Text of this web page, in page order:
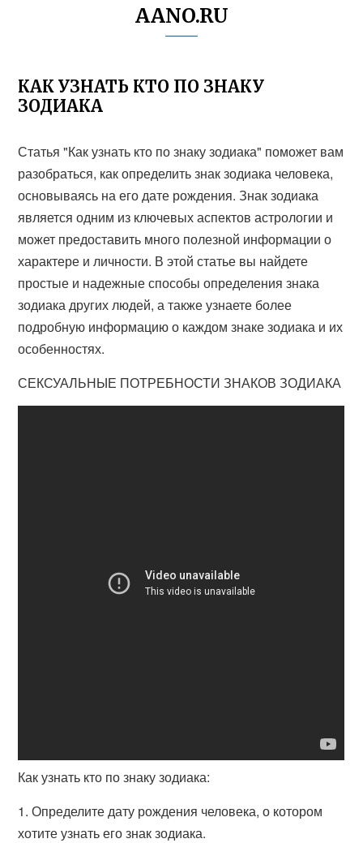
AANO.RU
КАК УЗНАТЬ КТО ПО ЗНАКУ
ЗОДИАКА
Статья "Как узнать кто по знаку зодиака" поможет вам
разобраться, как определить знак зодиака человека,
основываясь на его дате рождения. Знак зодиака
является одним из ключевых аспектов астрологии и
может предоставить много полезной информации о
характере и личности. В этой статье вы найдете
простые и надежные способы определения знака
зодиака других людей, а также узнаете более
подробную информацию о каждом знаке зодиака и их
особенностях.
СЕКСУАЛЬНЫЕ ПОТРЕБНОСТИ ЗНАКОВ ЗОДИАКА
Как узнать кто по знаку зодиака:
1. Определите дату рождения человека, о котором
хотите узнать его знак зодиака.